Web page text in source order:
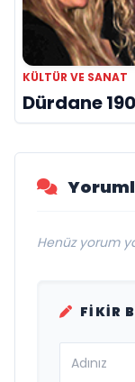
KÜLTÜR VE SANAT
Dürdane
Henüz yorum
FIKIR